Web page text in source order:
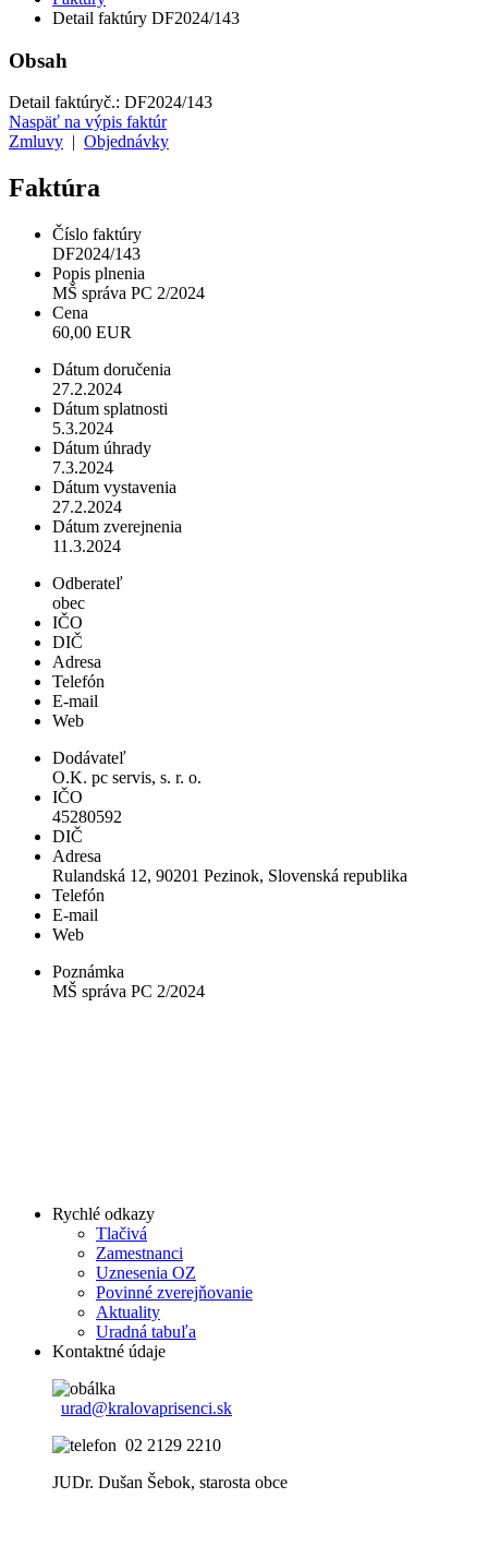
Detail faktúry DF2024/143
Obsah
Detail faktúryč.: DF2024/143
Naspäť na výpis faktúr
Zmluvy
Objednávky
Faktúra
Číslo faktúry
DF2024/143
Popis plnenia
MŠ správa PC 2/2024
Cena
60,00 EUR
Dátum doručenia
27.2.2024
Dátum splatnosti
5.3.2024
Dátum úhrady
7.3.2024
Dátum vystavenia
27.2.2024
Dátum zverejnenia
11.3.2024
Odberateľ
obec
IČO
DIČ
Adresa
Telefón
E-mail
Web
Dodávateľ
O.K. pc servis, s. r. o.
IČO
45280592
DIČ
Adresa
Rulandská 12, 90201 Pezinok, Slovenská republika
Telefón
E-mail
Web
Poznámka
MŠ správa PC 2/2024
Rychlé odkazy
Tlačivá
Zamestnanci
Uznesenia OZ
Povinné zverejňovanie
Aktuality
Uradná tabuľa
Kontaktné údaje
urad@kralovaprisenci.sk
02 2129 2210
JUDr. Dušan Šebok, starosta obce